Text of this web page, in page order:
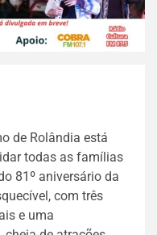
de Rolândia está
todas as famílias
81º aniversário da
com três
e uma